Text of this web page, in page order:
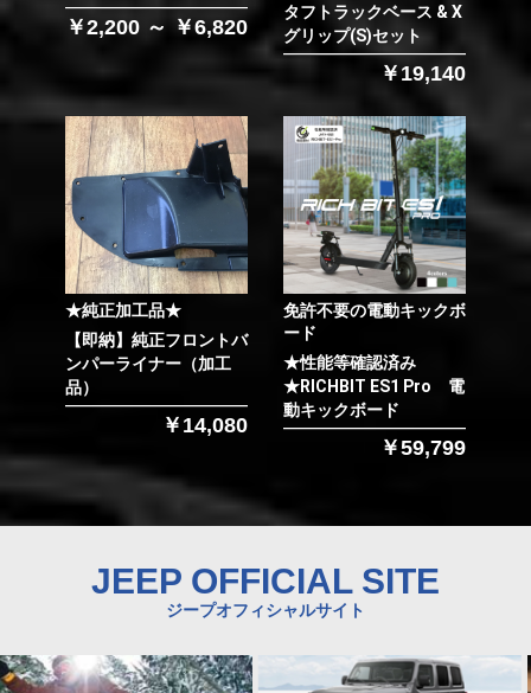
￥2,200 ～ ￥6,820
タフトラックベース & X
グリップ(S)セット
￥19,140
★純正加工品★
【即納】純正フロントバ
ンパーライナー（加工
品）
￥14,080
免許不要の電動キックボ
ード
★性能等確認済み
★RICHBIT ES1 Pro 電
動キックボード
￥59,799
JEEP OFFICIAL SITE
ジープオフィシャルサイト